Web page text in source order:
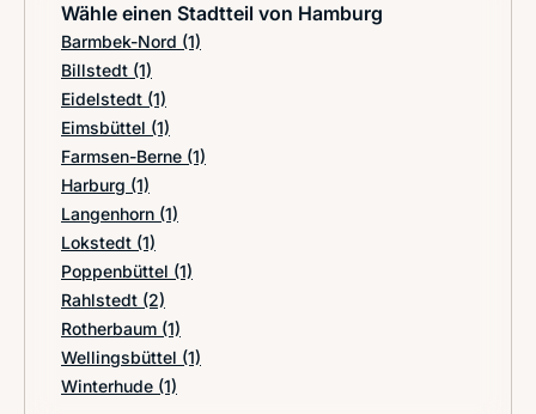
Wähle einen Stadtteil von Hamburg
Barmbek-Nord (1)
Billstedt (1)
Eidelstedt (1)
Eimsbüttel (1)
Farmsen-Berne (1)
Harburg (1)
Langenhorn (1)
Lokstedt (1)
Poppenbüttel (1)
Rahlstedt (2)
Rotherbaum (1)
Wellingsbüttel (1)
Winterhude (1)